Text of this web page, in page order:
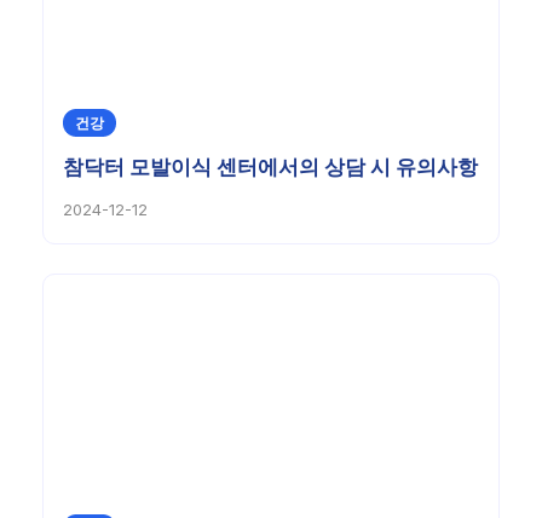
건강
참닥터 모발이식 센터에서의 상담 시 유의사항
2024-12-12